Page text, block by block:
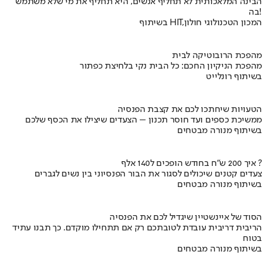
בה!
בשיתוף HIT,המכון הטכנולוגי חולון
מהפכת הרובוטיקה לבית
מהפכת הניקיון החכם: כל הבית נקי בלחיצת כפתור
בשיתוף רונלייט
הטעויות שיחתכו לכם את קצבת הפנסיה
ממשיכת כספים ועד חוסר תכנון – הצעדים שיצילו את הכסף שלכם
בשיתוף מנורה מבטחים
איך 200 ש"ח בחודש הופכים ל140 אלף ?
צעדים קטנים שיכולים לסגור את הבור הפנסיוני בין נשים לגברים
בשיתוף מנורה מבטחים
הסוד של איינשטיין שיגדיל לכם את הפנסיה
הריבית דריבית עובדת לטובתכם רק אם תתחילו מוקדם. כך תבנו עתיד
בטוח
בשיתוף מנורה מבטחים